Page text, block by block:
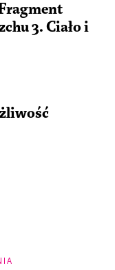
3. Ciało i